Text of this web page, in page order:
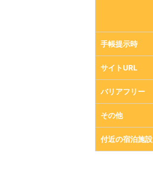
手帳提示時
サイトURL
バリアフリー
その他
付近の宿泊施設